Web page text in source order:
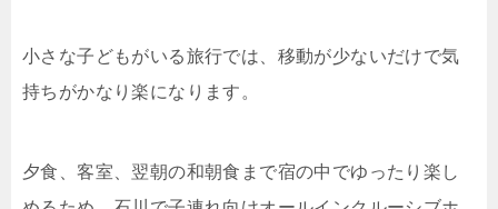
小さな子どもがいる旅行では、移動が少ないだけで気
持ちがかなり楽になります。
夕食、客室、翌朝の和朝食まで宿の中でゆったり楽し